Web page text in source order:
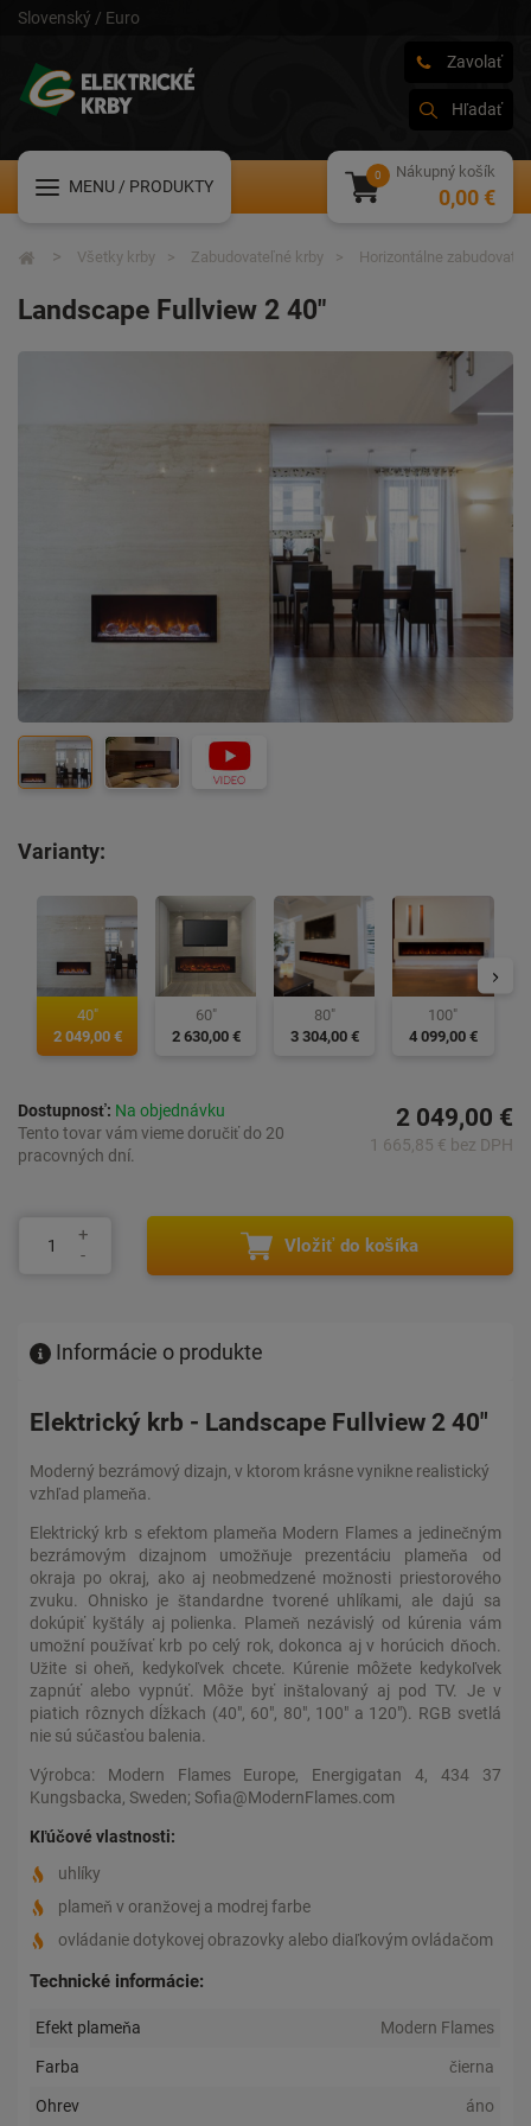
Slovenský / Euro
Zavolať
Hľadať
MENU / PRODUKTY
Nákupný košík
0,00 €
Landscape Fullview 2 40"
Varianty:
40"
2 049,00 €
60"
2 630,00 €
80"
3 304,00 €
100"
4 099,00 €
Dostupnosť: Na objednávku
Tento tovar vám vieme doručiť do 20
pracovných dní.
2 049,00 €
1 665,85 € bez DPH
Vložiť do košíka
Informácie o produkte
Elektrický krb - Landscape Fullview 2 40"
Moderný bezrámový dizajn, v ktorom krásne vynikne realistický
vzhľad plameňa.
Elektrický krb s efektom plameňa Modern Flames a jedinečným
bezrámovým dizajnom umožňuje prezentáciu plameňa od
okraja po okraj, ako aj neobmedzené možnosti priestorového
zvuku. Ohnisko je štandardne tvorené uhlíkami, ale dajú sa
dokúpiť kyštály aj polienka. Plameň nezávislý od kúrenia vám
umožní používať krb po celý rok, dokonca aj v horúcich dňoch.
Užite si oheň, kedykoľvek chcete. Kúrenie môžete kedykoľvek
zapnúť alebo vypnúť. Môže byť inštalovaný aj pod TV. Je v
piatich rôznych dĺžkach (40", 60", 80", 100" a 120"). RGB svetlá
nie sú súčasťou balenia.
Výrobca: Modern Flames Europe, Energigatan 4, 434 37
Kungsbacka, Sweden; Sofia@ModernFlames.com
Kľúčové vlastnosti:
uhlíky
plameň v oranžovej a modrej farbe
ovládanie dotykovej obrazovky alebo diaľkovým ovládačom
Technické informácie:
Efekt plameňa Modern Flames
Farba čierna
Ohrev áno
Všetky krby Zabudovateľné krby Horizontálne